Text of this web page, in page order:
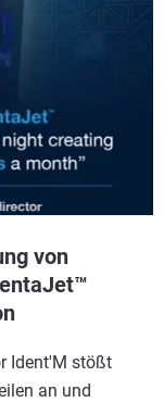
von
Ident'M stößt
an und